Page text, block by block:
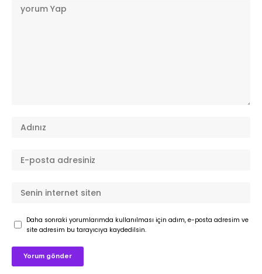
Daha sonraki yorumlarımda kullanılması için adım, e-posta adresim ve
site adresim bu tarayıcıya kaydedilsin.